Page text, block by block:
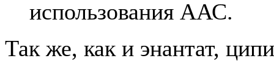
использования ААС.
Так же, как и энантат,